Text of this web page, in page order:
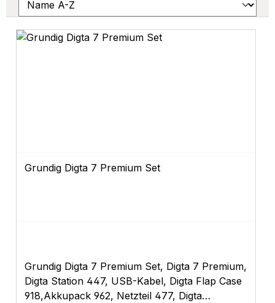
Grundig Digta 7 Premium Set
Grundig Digta 7 Premium Set, Digta 7 Premium,
Digta Station 447, USB-Kabel, Digta Flap Case
918,Akkupack 962, Netzteil 477, Digta